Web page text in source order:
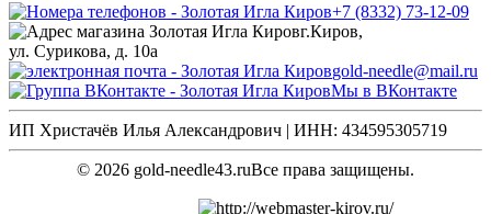
+7 (8332) 73-12-09
г.Киров,
ул. Сурикова, д. 10а
gold-needle@mail.ru
Мы в ВКонтакте
ИП Христачёв Илья Александрович | ИНН: 434595305719
© 2026 gold-needle43.ruВсе права защищены.